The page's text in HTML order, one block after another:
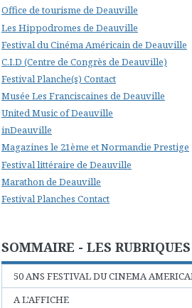
Office de tourisme de Deauville
Les Hippodromes de Deauville
Festival du Cinéma Américain de Deauville
C.I.D (Centre de Congrès de Deauville)
Festival Planche(s) Contact
Musée Les Franciscaines de Deauville
United Music of Deauville
inDeauville
Magazines le 21ème et Normandie Prestige
Festival littéraire de Deauville
Marathon de Deauville
Festival Planches Contact
SOMMAIRE - LES
50 ANS FESTIVAL DU CINEMA
A L'AFFICHE